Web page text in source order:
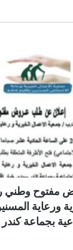
ورعاية
بجماعة